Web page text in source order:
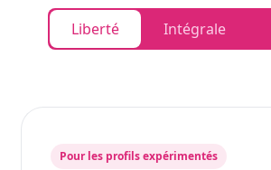
Liberté Intégrale
Pour les profils expérimentés